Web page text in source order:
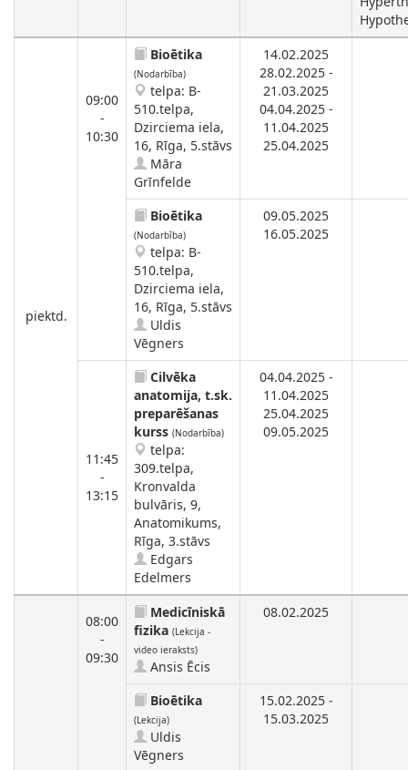
piektd.
09:00
-
10:30
Bioētika
(Nodarbība)
telpa: B-
510.telpa,
Dzirciema iela,
16, Rīga, 5.stāvs
Māra
Grīnfelde
14.02.2025
28.02.2025 -
21.03.2025
04.04.2025 -
11.04.2025
25.04.2025
Bioētika
(Nodarbība)
telpa: B-
510.telpa,
Dzirciema iela,
16, Rīga, 5.stāvs
Uldis
Vēgners
09.05.2025
16.05.2025
11:45
-
13:15
Cilvēka
anatomija, t.sk.
preparēšanas
kurss (Nodarbība)
telpa:
309.telpa,
Kronvalda
bulvāris, 9,
Anatomikums,
Rīga, 3.stāvs
Edgars
Edelmers
04.04.2025 -
11.04.2025
25.04.2025
09.05.2025
08:00
-
09:30
Medicīniskā
fizika (Lekcija -
video ieraksts)
Ansis Ēcis
08.02.2025
Bioētika
(Lekcija)
Uldis
Vēgners
15.02.2025 -
15.03.2025